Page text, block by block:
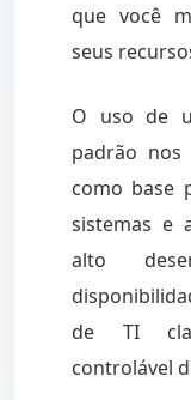
que você
seus
O uso de
padrão nos
como base
sistemas e
alto
de TI
controlável